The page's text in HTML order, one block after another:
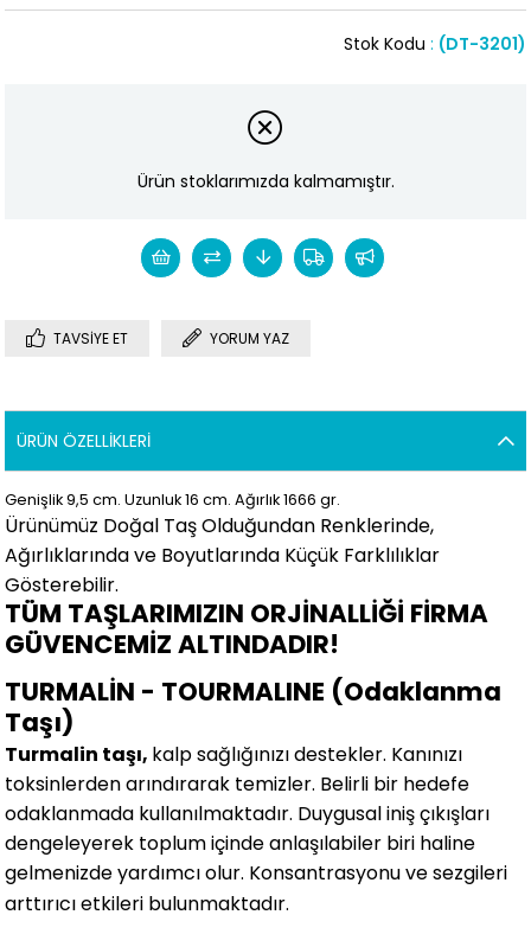
(DT-3201)
Stok Kodu
Ürün stoklarımızda kalmamıştır.
TAVSIYE ET YORUM YAZ
ÜRÜN ÖZELLIKLERI
Genişlik 9,5 cm.Uzunluk 16 cm.Ağırlık 1666 gr.
Ürünümüz Doğal Taş Olduğundan Renklerinde,
Ağırlıklarında ve Boyutlarında Küçük Farklılıklar
Gösterebilir.
TÜM TAŞLARIMIZIN ORJİNALLİĞİ FİRMA
GÜVENCEMİZ ALTINDADIR!
TURMALİN - TOURMALINE (Odaklanma
Taşı)
Turmalin taşı, kalp sağlığınızı destekler. Kanınızı
toksinlerden arındırarak temizler. Belirli bir hedefe
odaklanmada kullanılmaktadır. Duygusal iniş çıkışları
dengeleyerek toplum içinde anlaşılabiler biri haline
gelmenizde yardımcı olur. Konsantrasyonu ve sezgileri
arttırıcı etkileri bulunmaktadır.